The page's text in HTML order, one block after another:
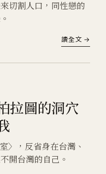
切割人口，同性戀的
讀全文 →
拉圖的洞穴
〉，反省身在台灣、
開台灣的自己。